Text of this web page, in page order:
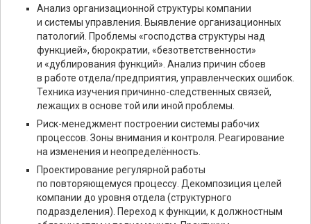
Анализ организационной структуры компании
и системы управления. Выявление организационных
патологий. Проблемы «господства структуры над
функцией», бюрократии, «безответственности»
и «дублирования функций». Анализ причин сбоев
в работе отдела/предприятия, управленческих ошибок.
Техника изучения причинно-следственных связей,
лежащих в основе той или иной проблемы.
Риск-менеджмент построении системы рабочих
процессов. Зоны внимания и контроля. Реагирование
на изменения и неопределённость.
Проектирование регулярной работы
по повторяющемуся процессу. Декомпозиция целей
компании до уровня отдела (структурного
подразделения). Переход к функции, к должностным